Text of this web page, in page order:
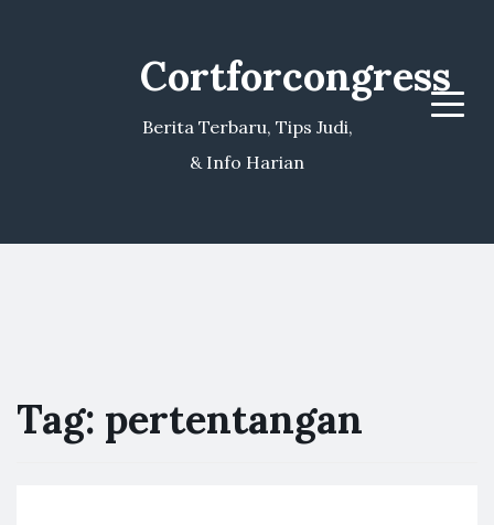
Cortforcongress
Berita Terbaru, Tips Judi,
& Info Harian
Menu
Tag: pertentangan